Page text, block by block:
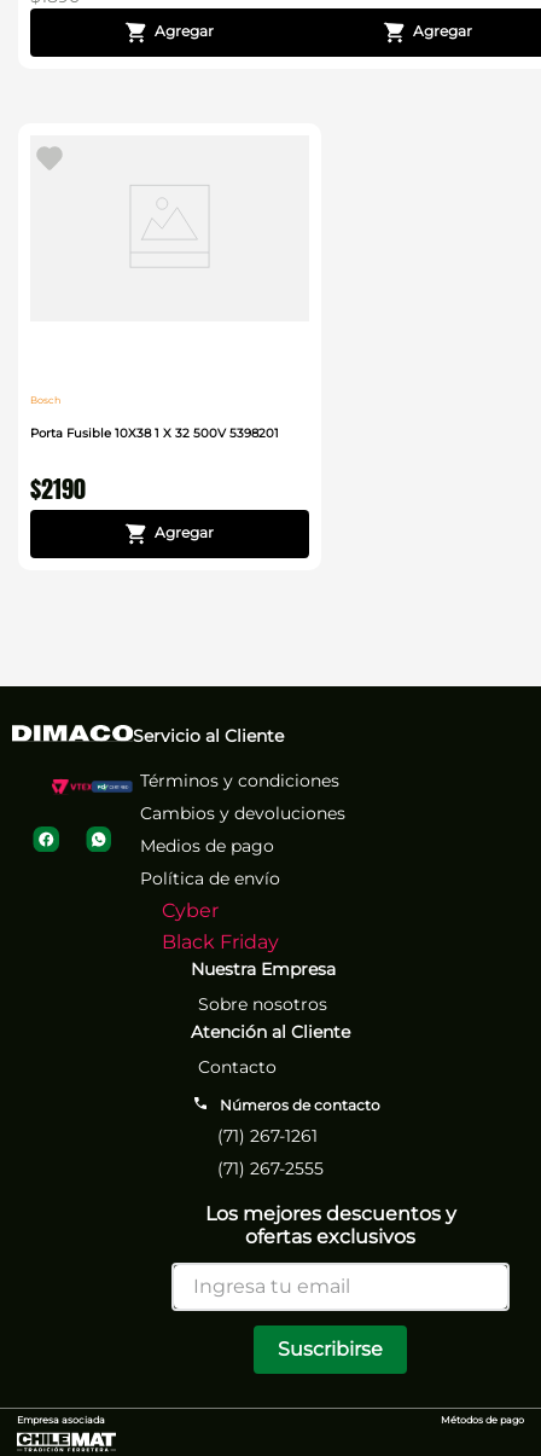
Bosch
Porta Fusible 10X38 1 X 32 500V 5398201
$2190
Servicio al Cliente
Términos y condiciones
Cambios y devoluciones
Medios de pago
Política de envío
Cyber
Black Friday
Nuestra Empresa
Sobre nosotros
Atención al Cliente
Contacto
Números de contacto
(71) 267-1261
(71) 267-2555
Los mejores descuentos y
ofertas exclusivos
Suscribirse
Empresa asociada Métodos de pago